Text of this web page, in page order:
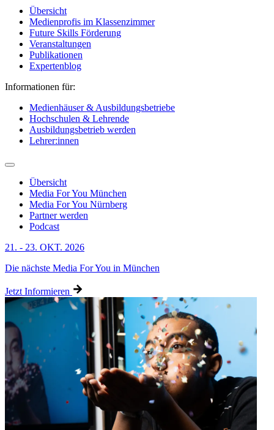
Übersicht
Medienprofis im Klassenzimmer
Future Skills Förderung
Veranstaltungen
Publikationen
Expertenblog
Informationen für:
Medienhäuser & Ausbildungsbetriebe
Hochschulen & Lehrende
Ausbildungsbetrieb werden
Lehrer:innen
Übersicht
Media For You München
Media For You Nürnberg
Partner werden
Podcast
21. - 23. OKT. 2026
Die nächste Media For You in München
Jetzt Informieren